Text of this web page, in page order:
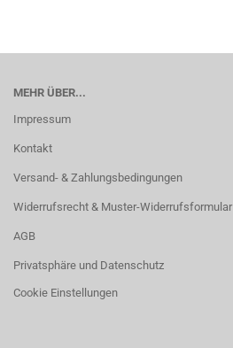
MEHR ÜBER...
Impressum
Kontakt
Versand- & Zahlungsbedingungen
Widerrufsrecht & Muster-Widerrufsformular
AGB
Privatsphäre und Datenschutz
Cookie Einstellungen